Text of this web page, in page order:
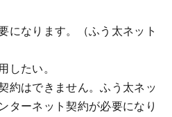
になります。（ふう太ネット
したい。
約はできません。ふう太ネッ
ターネット契約が必要になり